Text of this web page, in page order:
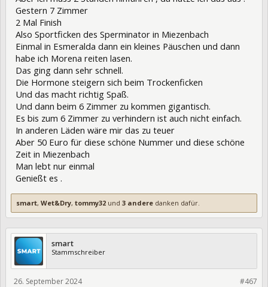
Gestern 7 Zimmer
2 Mal Finish
Also Sportficken des Sperminator in Miezenbach
Einmal in Esmeralda dann ein kleines Päuschen und dann
habe ich Morena reiten lasen.
Das ging dann sehr schnell.
Die Hormone steigern sich beim Trockenficken
Und das macht richtig Spaß.
Und dann beim 6 Zimmer zu kommen gigantisch.
Es bis zum 6 Zimmer zu verhindern ist auch nicht einfach.
In anderen Läden wäre mir das zu teuer
Aber 50 Euro für diese schöne Nummer und diese schöne
Zeit in Miezenbach
Man lebt nur einmal
Genießt es .
smart, Wet&Dry, tommy32 und 3 andere danken dafür.
smart
Stammschreiber
#467
26. September 2024